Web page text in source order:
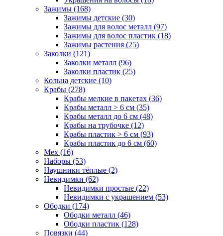
Зажимы (168)
Зажимы детские (30)
Зажимы для волос металл (97)
Зажимы для волос пластик (18)
Зажимы растения (25)
Заколки (121)
Заколки металл (96)
Заколки пластик (25)
Кольца детские (10)
Крабы (278)
Крабы мелкие в пакетах (36)
Крабы металл > 6 см (35)
Крабы металл до 6 см (48)
Крабы на трубочке (12)
Крабы пластик > 6 см (93)
Крабы пластик до 6 см (60)
Мех (16)
Наборы (53)
Наушники тёплые (2)
Невидимки (62)
Невидимки простые (22)
Невидимки с украшением (53)
Ободки (174)
Ободки металл (46)
Ободки пластик (128)
Повязки (44)